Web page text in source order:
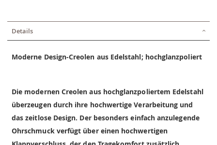
Details
Moderne Design-Creolen aus Edelstahl; hochglanzpoliert
Die modernen Creolen aus hochglanzpoliertem Edelstahl
überzeugen durch ihre hochwertige Verarbeitung und
das zeitlose Design. Der besonders einfach anzulegende
Ohrschmuck verfügt über einen hochwertigen